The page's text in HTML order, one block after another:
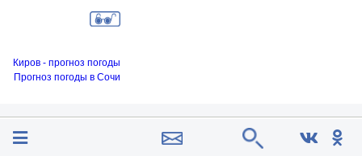
Киров - прогноз погоды
Прогноз погоды в Сочи